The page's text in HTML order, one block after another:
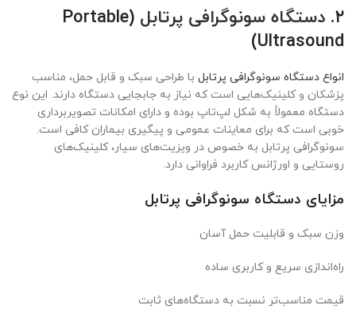
۲. دستگاه سونوگرافی پرتابل (Portable
Ultrasound)
انواع دستگاه سونوگرافی پرتابل با طراحی سبک و قابل حمل، مناسب
پزشکان و کلینیک‌هایی است که نیاز به جابجایی دستگاه دارند. این نوع
دستگاه معمولاً به شکل لپ‌تاپ بوده و دارای امکانات تصویربرداری
خوبی است که برای معاینات عمومی و پیگیری بیماران کافی است.
سونوگرافی پرتابل به خصوص در ویزیت‌های سیار، کلینیک‌های
روستایی و اورژانس کاربرد فراوانی دارد.
مزایای دستگاه سونوگرافی پرتابل
وزن سبک و قابلیت حمل آسان
راه‌اندازی سریع و کاربری ساده
قیمت مناسب‌تر نسبت به دستگاه‌های ثابت